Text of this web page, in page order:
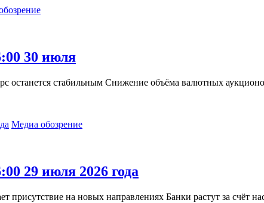
30 июля
останется стабильным Снижение объёма валютных
Медиа обозрение
29 июля 2026 года
на новых направлениях Банки растут за счёт